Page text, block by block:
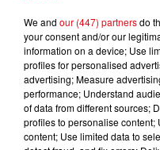
CANICULE : 12
We and our (447) partnersdo
your consent and/or our
information on a device; Use
profiles for personalised
advertising; Measure
performance; Understand
of data from different sources;
profiles to personalise
content; Use limited data to